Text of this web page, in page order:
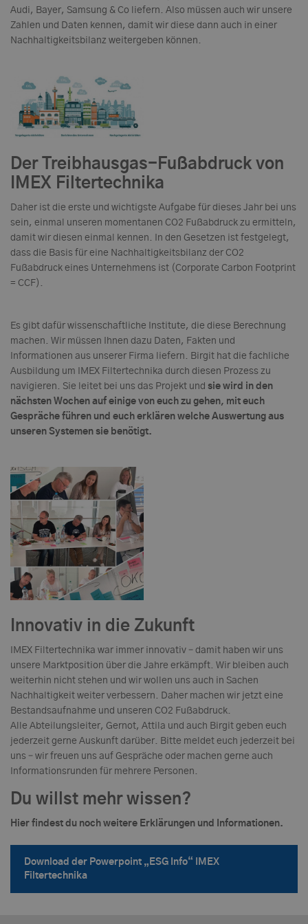
Audi, Bayer, Samsung & Co liefern. Also müssen auch wir unsere
Zahlen und Daten kennen, damit wir diese dann auch in einer
Nachhaltigkeitsbilanz weitergeben können.
Der Treibhausgas-Fußabdruck von
IMEX Filtertechnika
Daher ist die erste und wichtigste Aufgabe für dieses Jahr bei uns
sein, einmal unseren momentanen CO2 Fußabdruck zu ermitteln,
damit wir diesen einmal kennen. In den Gesetzen ist festgelegt,
dass die Basis für eine Nachhaltigkeitsbilanz der CO2
Fußabdruck eines Unternehmens ist (Corporate Carbon Footprint
= CCF).
Es gibt dafür wissenschaftliche Institute, die diese Berechnung
machen. Wir müssen Ihnen dazu Daten, Fakten und
Informationen aus unserer Firma liefern. Birgit hat die fachliche
Ausbildung um IMEX Filtertechnika durch diesen Prozess zu
navigieren. Sie leitet bei uns das Projekt und sie wird in den
nächsten Wochen auf einige von euch zu gehen, mit euch
Gespräche führen und euch erklären welche Auswertung aus
unseren Systemen sie benötigt.
Innovativ in die Zukunft
IMEX Filtertechnika war immer innovativ – damit haben wir uns
unsere Marktposition über die Jahre erkämpft. Wir bleiben auch
weiterhin nicht stehen und wir wollen uns auch in Sachen
Nachhaltigkeit weiter verbessern. Daher machen wir jetzt eine
Bestandsaufnahme und unseren CO2 Fußabdruck.
Alle Abteilungsleiter, Gernot, Attila und auch Birgit geben euch
jederzeit gerne Auskunft darüber. Bitte meldet euch jederzeit bei
uns – wir freuen uns auf Gespräche oder machen gerne auch
Informationsrunden für mehrere Personen.
Du willst mehr wissen?
Hier findest du noch weitere Erklärungen und Informationen.
Download der Powerpoint „ESG Info“ IMEX
Filtertechnika